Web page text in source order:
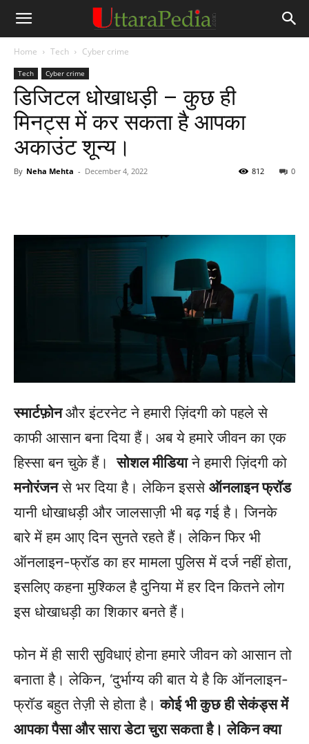
Home Tech Cyber crime
Tech Cyber crime
डिजिटल धोखाधड़ी – कुछ ही
मिनट्स में कर सकता है आपका
अकाउंट शून्य।
By Neha Mehta - December 4, 2022 0
812
स्मार्टफ़ोनऔर इंटरनेट ने हमारी ज़िंदगी को पहले से
काफी आसान बना दिया हैं। अब ये हमारे जीवन का एक
हिस्सा बन चुके हैं।सोशल मीडियाने हमारी ज़िंदगी को
मनोरंजनसे भर दिया है। लेकिन इससे ऑनलाइन फ्रॉड
यानी धोखाधड़ी और जालसाज़ी भी बढ़ गई है। जिनके
बारे में हम आए दिन सुनते रहते हैं। लेकिन फिर भी
ऑनलाइन-फ्रॉड का हर मामला पुलिस में दर्ज नहीं होता,
इसलिए कहना मुश्किल है दुनिया में हर दिन कितने लोग
इस धोखाधड़ी का शिकार बनते हैं।
फोन में ही सारी सुविधाएं होना हमारे जीवन को आसान तो
बनाता है। लेकिन, ‘दुर्भाग्य की बात ये है कि ऑनलाइन-
फ्रॉड बहुत तेज़ी से होता है।कोई भी कुछ ही सेकंड्स में
आपका पैसा और सारा डेटा चुरा सकता है। लेकिन क्या